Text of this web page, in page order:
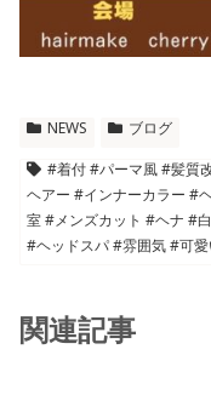
NEWS
ブログ
#着付 #パーマ風 #髪質
ヘアー #インナーカラー #
室 #メンズカット #ヘナ #
#ヘッドスパ #雰囲気 #可
関連記事